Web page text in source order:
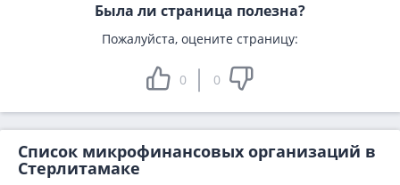
Была ли страница полезна?
Пожалуйста, оцените страницу:
0 0
Список микрофинансовых организаций в
Стерлитамаке